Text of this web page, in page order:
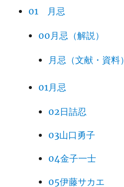
01 月忌
00月忌（解説）
月忌（文献・資料）
01月忌
02日詰忍
03山口勇子
04金子一士
05伊藤サカエ